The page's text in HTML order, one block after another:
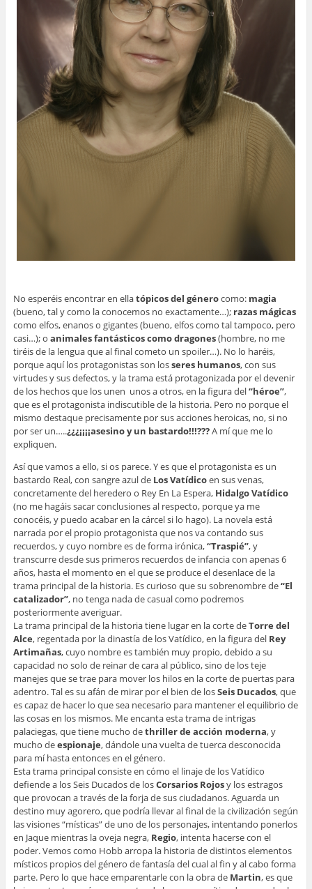
No esperéis encontrar en ellatópicos del génerocomo: magia
(bueno, tal y como la conocemos no exactamente…); razas mágicas
como elfos, enanos o gigantes (bueno, elfos como tal tampoco, pero
casi…); o animales fantásticos como dragones(hombre, no me
tiréis de la lengua que al final cometo un spoiler…). No lo haréis,
porque aquí los protagonistas son losseres humanos, con sus
virtudes y sus defectos, y la trama está protagonizada por el devenir
de los hechos que los unen unos a otros, en la figura del“héroe”,
que es el protagonista indiscutible de la historia. Pero no porque el
mismo destaque precisamente por sus acciones heroicas, no, si no
por ser un…..¿¿¿¡¡¡¡asesino y un bastardo!!!???A mí que me lo
expliquen.
Así que vamos a ello, si os parece. Y es que el protagonista es un
bastardo Real, con sangre azul de Los Vatídicoen sus venas,
concretamente del heredero o Rey En La Espera, Hidalgo Vatídico
(no me hagáis sacar conclusiones al respecto, porque ya me
conocéis, y puedo acabar en la cárcel si lo hago). La novela está
narrada por el propio protagonista que nos va contando sus
recuerdos, y cuyo nombre es de forma irónica,“Traspié”, y
transcurre desde sus primeros recuerdos de infancia con apenas 6
años, hasta el momento en el que se produce el desenlace de la
trama principal de la historia. Es curioso que su sobrenombre de“El
catalizador”, no tenga nada de casual como podremos
posteriormente averiguar.
La trama principal de la historia tiene lugar en la corte deTorre del
Alce, regentada por la dinastía de los Vatídico, en la figura del Rey
Artimañas, cuyo nombre es también muy propio, debido a su
capacidad no solo de reinar de cara al público, sino de los teje
manejes que se trae para mover los hilos en la corte de puertas para
adentro. Tal es su afán de mirar por el bien de losSeis Ducados, que
es capaz de hacer lo que sea necesario para mantener el equilibrio de
las cosas en los mismos. Me encanta esta trama de intrigas
palaciegas, que tiene mucho dethriller de acción moderna, y
mucho deespionaje, dándole una vuelta de tuerca desconocida
para mí hasta entonces en el género.
Esta trama principal consiste en cómo el linaje de los Vatídico
defiende a los Seis Ducados de losCorsarios Rojosy los estragos
que provocan a través de la forja de sus ciudadanos. Aguarda un
destino muy agorero, que podría llevar al final de la civilización según
las visiones “místicas” de uno de los personajes, intentando ponerlos
en Jaque mientras la oveja negra, Regio, intenta hacerse con el
poder. Vemos como Hobb arropa la historia de distintos elementos
místicos propios del género de fantasía del cual al fin y al cabo forma
parte. Pero lo que hace emparentarle con la obra de Martin, es que